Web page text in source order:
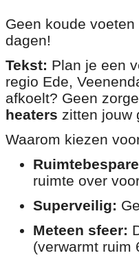
Geen koude
dagen!
Tekst: Plan je een
regio Ede,
afkoelt? Geen
heaters zitten jouw
Waarom kiezen
ruimte over
Superveilig:
Meteen sfeer:
(verwarmt ruim